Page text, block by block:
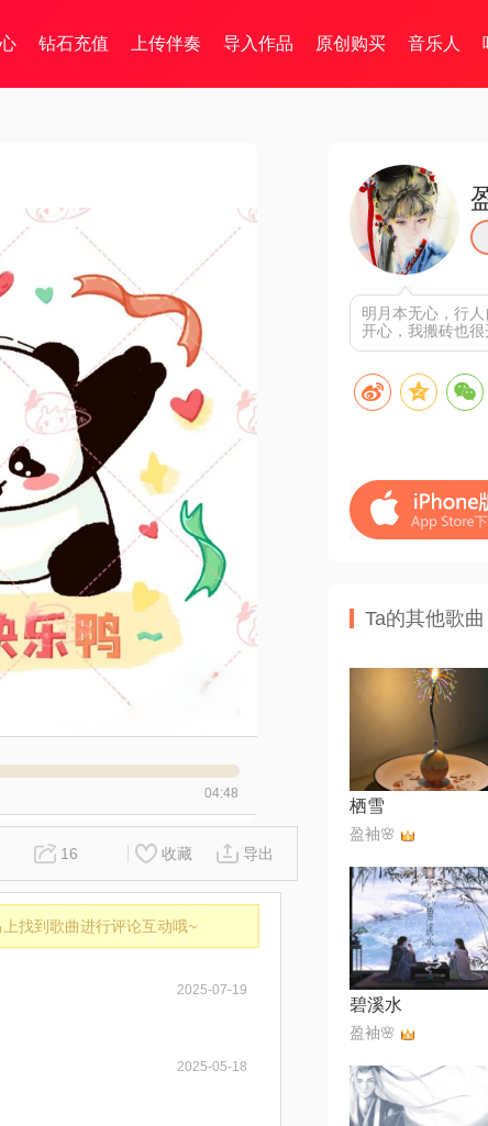
钻石充值 上传伴奏 导入作品 原创购买 音乐人
04:48
16 收藏 导出
上找到歌曲进行评论互动哦~
2025-07-19
2025-05-18
明月本无心，行
开心，我搬砖也很
Ta的其他歌曲
栖雪
盈袖🌸
碧溪水
盈袖🌸